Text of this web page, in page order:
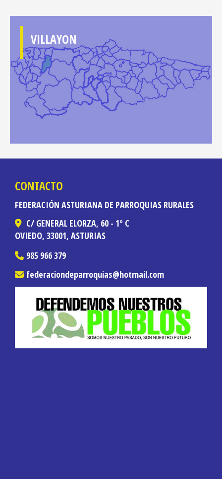
VILLAYON
CONTACTO
FEDERACIÓN ASTURIANA DE PARROQUIAS RURALES
C/ GENERAL ELORZA, 60 - 1º C
OVIEDO, 33001, ASTURIAS
985 966 379
federaciondeparroquias
hotmail.com